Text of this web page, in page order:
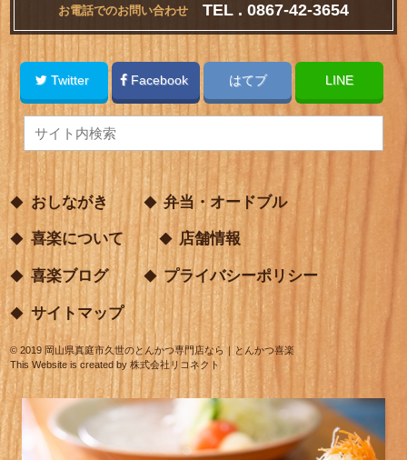
お電話でのお問い合わせ TEL . 0867-42-3654
Twitter Facebook はてブ LINE
おしながき 弁当・オードブル
喜楽について 店舗情報
喜楽ブログ プライバシーポリシー
サイトマップ
©2019 岡山県真庭市久世のとんかつ専門店なら｜とんかつ喜楽
This Website is created by株式会社リコネクト